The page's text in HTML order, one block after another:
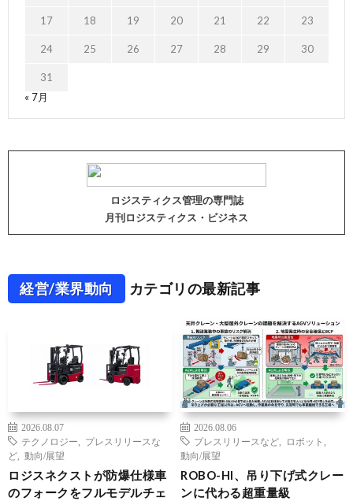
17 18 19 20 21 22 23
24 25 26 27 28 29 30
31
« 7月
ロジスティクス管理の専門誌
月刊ロジスティクス・ビジネス
経営/業界動向 カテゴリの最新記事
2026.08.07
テクノロジー
プレスリリースな
ど
動向/展望
ロジスネクストが防爆仕様車
のフォークをフルモデルチェ
2026.08.06
プレスリリースなど
ロボット
動向/展望
ROBO-HI、吊り下げ式クレー
ンに代わる超重量級